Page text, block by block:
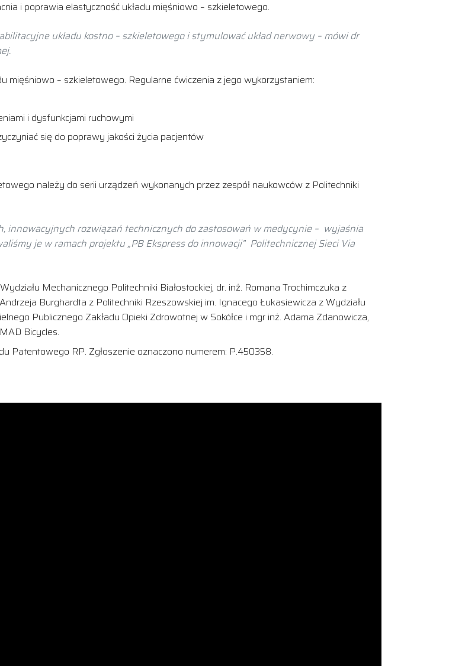
i poprawia elastyczność układu mięśniowo – szkieletowego.
układu kostno – szkieletowego i stymulować układ nerwowy – mówi dr
mięśniowo – szkieletowego. Regularne ćwiczenia z jego wykorzystaniem:
i dysfunkcjami ruchowymi
się do poprawy jakości życia pacjentów
należy do serii urządzeń wykonanych przez zespół naukowców z Politechniki
innowacyjnych rozwiązań technicznych do zastosowań w medycynie – wyjaśnia
je w ramach projektu „PB Ekspress do innowacji” Politechnicznej Sieci Via
Mechanicznego Politechniki Białostockiej, dr. inż. Romana Trochimczuka z
Burghardta z Politechniki Rzeszowskiej im. Ignacego Łukasiewicza z Wydziału
Publicznego Zakładu Opieki Zdrowotnej w Sokółce i mgr inż. Adama Zdanowicza,
Bicycles.
Patentowego RP. Zgłoszenie oznaczono numerem: P.450358.